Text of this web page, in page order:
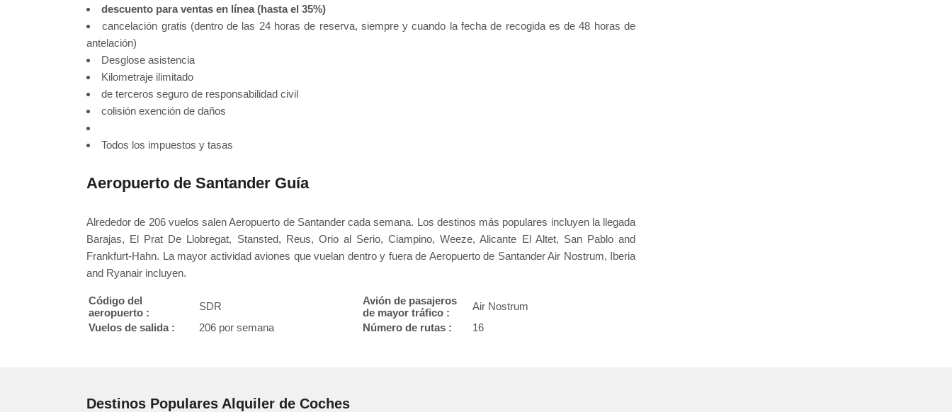
descuento para ventas en línea (hasta el 35%)
cancelación gratis (dentro de las 24 horas de reserva, siempre y cuando la fecha de recogida es de 48 horas de
antelación)
Desglose asistencia
Kilometraje ilimitado
de terceros seguro de responsabilidad civil
colisión exención de daños
Todos los impuestos y tasas
Aeropuerto de Santander Guía
Alrededor de 206 vuelos salen Aeropuerto de Santander cada semana. Los destinos más populares incluyen la llegada
Barajas, El Prat De Llobregat, Stansted, Reus, Orio al Serio, Ciampino, Weeze, Alicante El Altet, San Pablo and
Frankfurt-Hahn. La mayor actividad aviones que vuelan dentro y fuera de Aeropuerto de Santander Air Nostrum, Iberia
and Ryanair incluyen.
Código del
aeropuerto :
SDR
Avión de pasajeros
de mayor tráfico :
Air Nostrum
Vuelos de salida :
206 por semana Número de rutas : 16
Destinos Populares Alquiler de Coches